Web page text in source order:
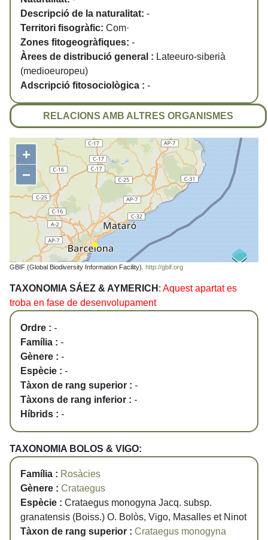
Descripció de la naturalitat: -
Territori fisogràfic: Com·
Zones fitogeogràfiques: -
Àrees de distribució general : Lateeuro-siberià
(medioeuropeu)
Adscripció fitosociològica : -
RELACIONS AMB ALTRES ORGANISMES
+
−
GBIF (Global Biodiversity Information Facility). http://gbif.org
TAXONOMIA SÁEZ & AYMERICH : Aquest apartat es
troba en fase de desenvolupament
Ordre : -
Família : -
Gènere : -
Espècie : -
Tàxon de rang superior : -
Tàxons de rang inferior : -
Híbrids : -
TAXONOMIA BOLOS & VIGO:
Família : Rosàcies
Gènere : Crataegus
Espècie : Crataegus monogyna Jacq. subsp.
granatensis (Boiss.) O. Bolòs, Vigo, Masalles et Ninot
Tàxon de rang superior : Crataegus monogyna